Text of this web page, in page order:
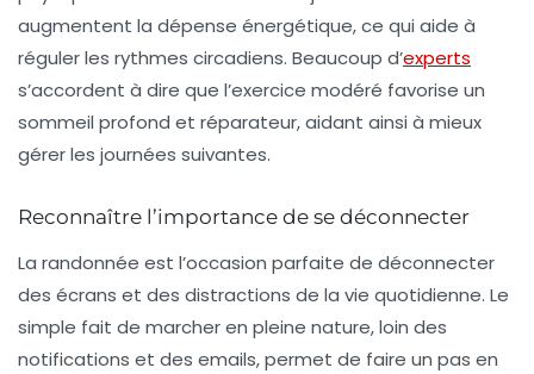
augmentent la dépense énergétique, ce qui aide à
réguler les rythmes circadiens. Beaucoup d’experts
s’accordent à dire que l’exercice modéré favorise un
sommeil profond et réparateur, aidant ainsi à mieux
gérer les journées suivantes.
Reconnaître l’importance de se déconnecter
La randonnée est l’occasion parfaite de déconnecter
des écrans et des distractions de la vie quotidienne. Le
simple fait de marcher en pleine nature, loin des
notifications et des emails, permet de faire un pas en